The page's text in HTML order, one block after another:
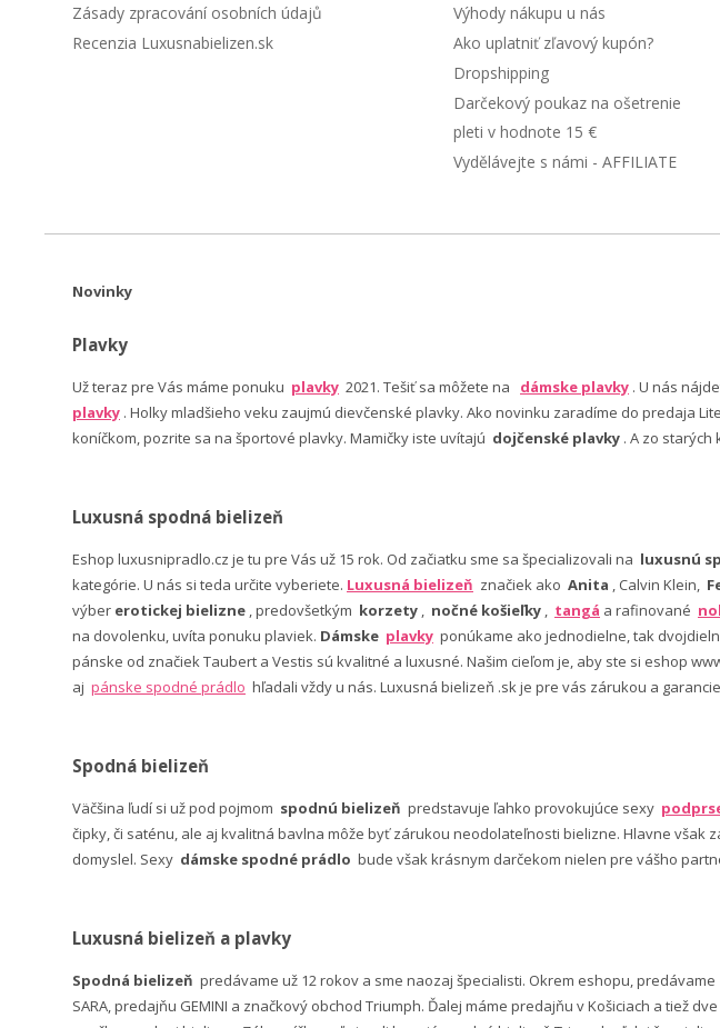
Zásady zpracování osobních údajů
Recenzia Luxusnabielizen.sk
Výhody nákupu u nás
Ako uplatniť zľavový kupón?
Dropshipping
Darčekový poukaz na ošetrenie
pleti v hodnote 15 €
Vydělávejte s námi - AFFILIATE
Novinky
Plavky
Už teraz pre Vás máme ponuku plavky 2021. Tešiť sa môžete na dámske plavky . U nás
plavky . Holky mladšieho veku zaujmú dievčenské plavky. Ako novinku zaradíme do predaja
koníčkom, pozrite sa na športové plavky. Mamičky iste uvítajú dojčenské plavky . A zo
Luxusná spodná bielizeň
Eshop luxusnipradlo.cz je tu pre Vás už 15 rok. Od začiatku sme sa špecializovali na luxusnú
kategórie. U nás si teda určite vyberiete. Luxusná bielizeň značiek ako Anita , Calvin Klein,
výber erotickej bielizne , predovšetkým korzety , nočné košieľky , tangá a rafinované
na dovolenku, uvíta ponuku plaviek. Dámske plavky ponúkame ako jednodielne, tak
pánske od značiek Taubert a Vestis sú kvalitné a luxusné. Našim cieľom je, aby ste si eshop
aj pánske spodné prádlo hľadali vždy u nás. Luxusná bielizeň .sk je pre vás zárukou a
Spodná bielizeň
Väčšina ľudí si už pod pojmom spodnú bielizeň predstavuje ľahko provokujúce sexy
čipky, či saténu, ale aj kvalitná bavlna môže byť zárukou neodolateľnosti bielizne. Hlavne
domyslel. Sexy dámske spodné prádlo bude však krásnym darčekom nielen pre vášho
Luxusná bielizeň a plavky
Spodná bielizeň predávame už 12 rokov a sme naozaj špecialisti. Okrem eshopu, predávame
SARA, predajňu GEMINI a značkový obchod Triumph. Ďalej máme predajňu v Košiciach a tiež